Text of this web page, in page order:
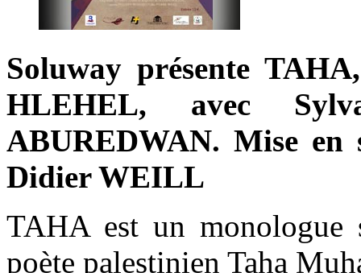
Soluway présente
HLEHEL, avec
ABUREDWAN. Mise
Didier WEILL
TAHA est un
poète palestinien Taha